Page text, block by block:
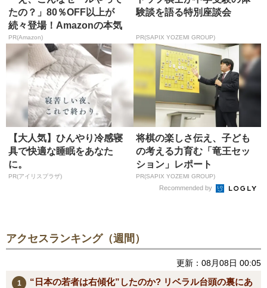
たの？」80％OFF以上が
続々登場！Amazonの本気
が...
PR(Amazon)
験談を語る特別座談会
PR(SAPIX YOZEMI GROUP)
【大人気】ひんやり冷感寝
具で快適な睡眠をあなた
に。
PR(アイリスプラザ)
将棋の楽しさ伝え、子ども
の考える力育む「竜王セッ
ション」レポート
PR(SAPIX YOZEMI GROUP)
Recommended by
アクセスランキング（週間）
更新：08月08日 00:05
“日本の若者は右傾化”したのか? リベラル台頭の裏にあ